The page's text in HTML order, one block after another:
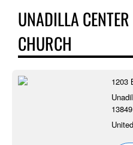
UNADILLA
CHURCH
1203
13849